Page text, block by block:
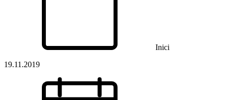
Inici
19.11.2019